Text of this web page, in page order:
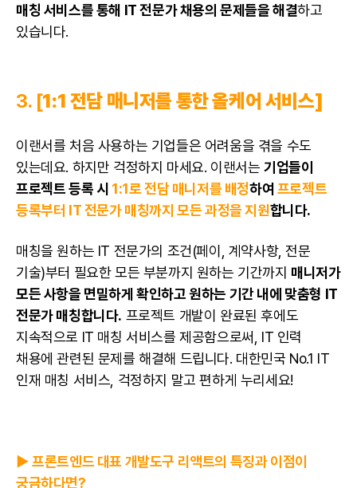
매칭 서비스를 통해 IT 전문가 채용의 문제들을 해결하고
있습니다.
3. [1:1 전담 매니저를 통한 올케어 서비스]
이랜서를 처음 사용하는 기업들은 어려움을 겪을 수도
있는데요. 하지만 걱정하지 마세요. 이랜서는기업들이
프로젝트 등록 시 1:1로 전담 매니저를 배정하여 프로젝트
등록부터 IT 전문가 매칭까지 모든 과정을 지원합니다.
매칭을 원하는 IT 전문가의 조건(페이, 계약사항, 전문
기술)부터 필요한 모든 부분까지 원하는 기간까지 매니저가
모든 사항을 면밀하게 확인하고 원하는 기간 내에 맞춤형 IT
전문가 매칭합니다. 프로젝트 개발이 완료된 후에도
지속적으로 IT 매칭 서비스를 제공함으로써, IT 인력
채용에 관련된 문제를 해결해 드립니다. 대한민국 No.1 IT
인재 매칭 서비스, 걱정하지 말고 편하게 누리세요!
▶️ 프론트엔드 대표 개발도구 리액트의 특징과 이점이
궁금하다면?